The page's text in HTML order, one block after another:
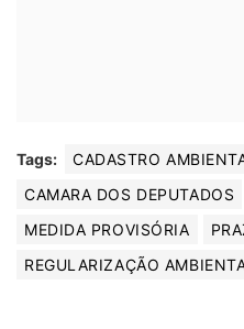
Tags:
CADASTRO
CAMARA DOS DEPUTADOS
MEDIDA PROVISÓRIA
REGULARIZAÇÃO